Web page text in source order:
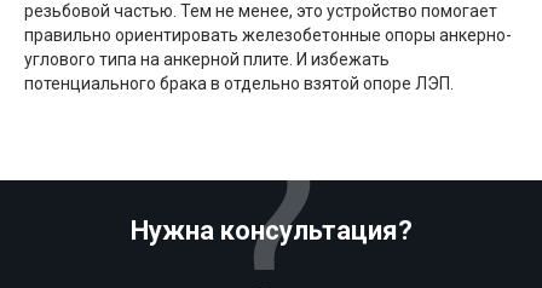
резьбовой частью. Тем не менее, это устройство помогает
правильно ориентировать железобетонные опоры анкерно-
углового типа на анкерной плите. И избежать
потенциального брака в отдельно взятой опоре ЛЭП.
Нужна консультация?